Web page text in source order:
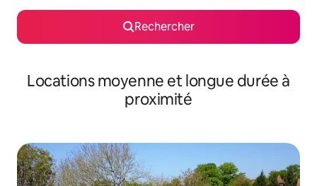
Rechercher
Locations moyenne et longue durée à
proximité